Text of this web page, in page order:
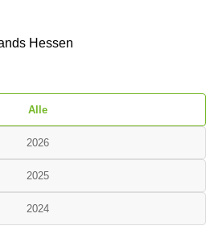
Hessen
Alle
2026
2025
2024